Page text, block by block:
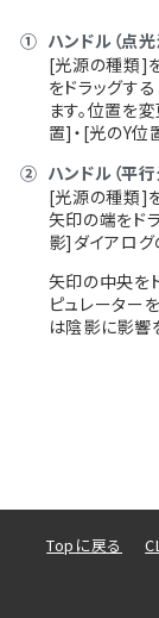
① ハンドル（点光
[光源の種類]
をドラッグす
ます。位置を
置]・[光のY位
② ハンドル（平行
[光源の種類]
矢印の端をド
影]ダイアロ
矢印の中央を
ピュレーター
は陰影に影響
Topに戻る